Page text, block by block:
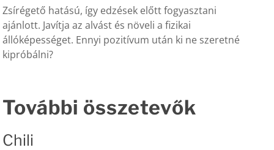
Zsírégető hatású, így edzések előtt fogyasztani
ajánlott. Javítja az alvást és növeli a fizikai
állóképességet. Ennyi pozitívum után ki ne szeretné
kipróbálni?
További összetevők
Chili